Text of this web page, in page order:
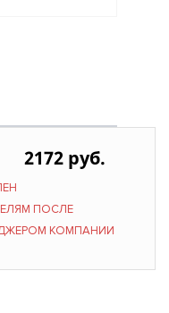
2172 руб.
ПОСЛЕ
КОМПАНИИ